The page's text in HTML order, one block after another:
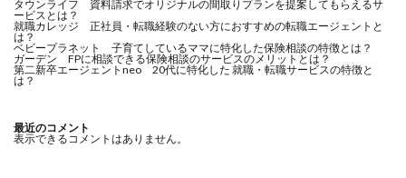
タウンライフ 資料請求でオリジナルの間取りプランを提案してもらえるサ
ービスとは？
就職カレッジ 正社員・転職経験のない方におすすめの転職エージェントと
は？
ベビープラネット 子育てしているママに特化した保険相談の特徴とは？
ガーデン FPに相談できる保険相談のサービスのメリットとは？
第二新卒エージェントneo 20代に特化した 就職・転職サービスの特徴と
は？
最近のコメント
表示できるコメントはありません。